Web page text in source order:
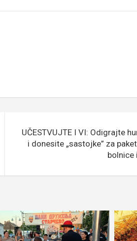
UČESTVUJTE I VI: Odigrajte
i donesite „sastojke” za
bolnice